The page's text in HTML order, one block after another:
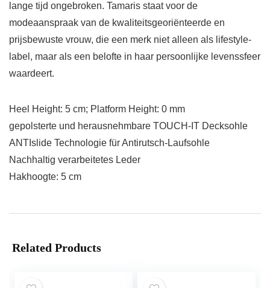
lange tijd ongebroken. Tamaris staat voor de
modeaanspraak van de kwaliteitsgeoriënteerde en
prijsbewuste vrouw, die een merk niet alleen als lifestyle-
label, maar als een belofte in haar persoonlijke levenssfeer
waardeert.
Heel Height: 5 cm; Platform Height: 0 mm
gepolsterte und herausnehmbare TOUCH-IT Decksohle
ANTIslide Technologie für Antirutsch-Laufsohle
Nachhaltig verarbeitetes Leder
Hakhoogte: 5 cm
Related Products